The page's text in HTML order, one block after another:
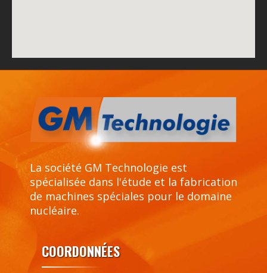
La société GM Technologie est
spécialisée dans l'étude et la fabrication
de machines spéciales pour le domaine
nucléaire.
COORDONNÉES